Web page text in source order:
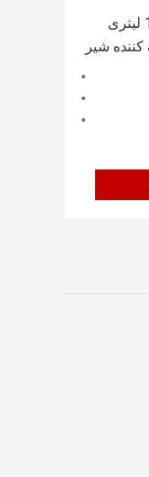
مخزن شیر خنک کننده 1000 لیتری
شیر